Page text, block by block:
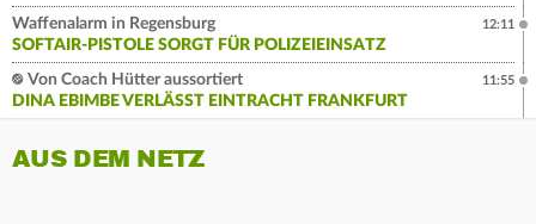
Waffenalarm in Regensburg
SOFTAIR-PISTOLE SORGT FÜR POLIZEIEINSATZ
12:11
Von Coach Hütter aussortiert
DINA EBIMBE VERLÄSST EINTRACHT FRANKFURT
11:55
AUS DEM NETZ